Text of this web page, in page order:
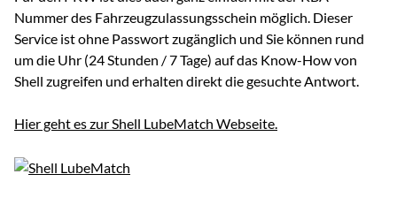
Nummer des Fahrzeugzulassungsschein möglich. Dieser
Service ist ohne Passwort zugänglich und Sie können rund
um die Uhr (24 Stunden / 7 Tage) auf das Know-How von
Shell zugreifen und erhalten direkt die gesuchte Antwort.
Hier geht es zur Shell LubeMatch Webseite.